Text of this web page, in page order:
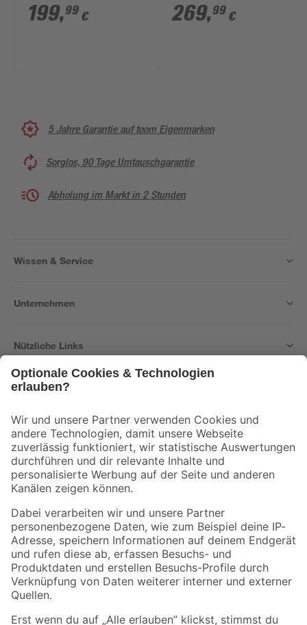
schwarz 115 x 225 cm
199,99 €
Eisen schwarz 108 x
229 cm
269,99 €
5 Jahre Garantie auf toom Eigenmarken
Sorglos, 90 Tage Umtauschgarantie
Abholung im Markt in 2 Stunden
Wissen & Service
Unternehmen
Nützliche Links
Der toom Newsletter: Keine Angebote und Aktionen mehr verpassen!
Zur Newsletter Anmeldung
Folge uns
Zahlungsarten Versandarten
Sicher einkaufen